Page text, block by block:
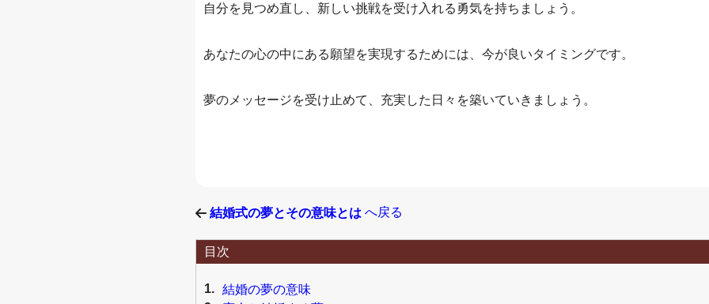
自分を見つめ直し、新しい挑戦を受け入れる勇気を持ちましょう。
あなたの心の中にある願望を実現するためには、今が良いタイミングです。
夢のメッセージを受け止めて、充実した日々を築いていきましょう。
結婚式の夢とその意味とは へ戻る
目次
1. 結婚の夢の意味